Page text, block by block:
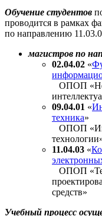
Обучение студентов
проводится в рамках
по направлению
магистров по
02.04.02 «
ОПОП
09.04.01 «
техника»
ОПОП
11.04.03 «
ОПОП
средств»
Учебный процесс